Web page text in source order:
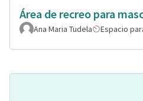
Área de recreo para
Ana Maria Tudela
Espacio